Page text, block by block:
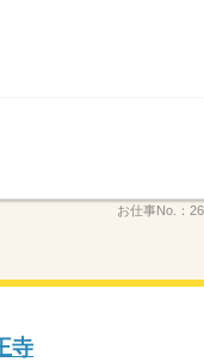
お仕事No.：
寺